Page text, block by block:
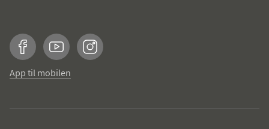
FacebookYouTubeInstagram
App til mobilen